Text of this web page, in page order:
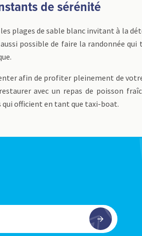
de sérénité
plages de sable blanc invitant à la
possible de faire la randonnée
afin de profiter pleinement de
avec un repas de poisson
officient en tant que taxi-boat.